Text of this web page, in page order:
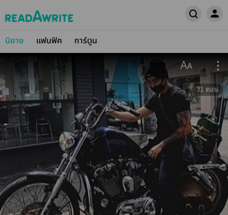
นิยาย แฟนฟิค การ์ตูน
31 ตอน